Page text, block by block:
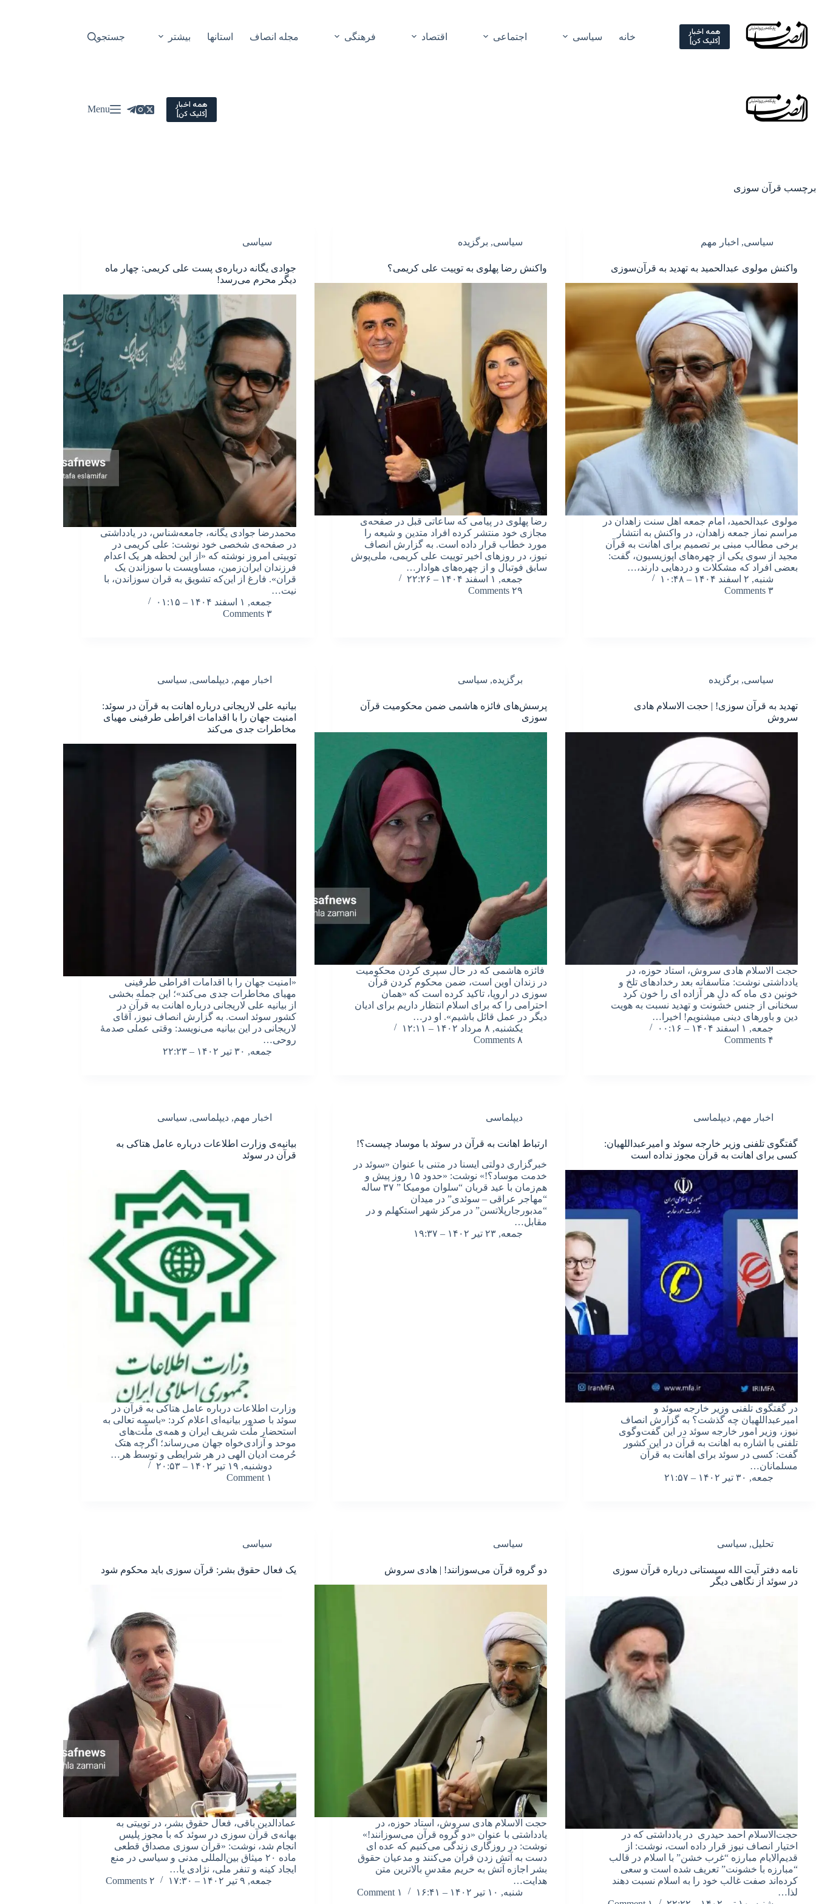
content
همه اخبار
[کلیک کن] خانه سیاسی اجتماعی اقتصاد فرهنگی مجله انصاف استانها بیشتر جستجو
همه اخبار
[کلیک کن] Menu
برچسب قرآن سوزی
سیاسی, اخبار مهم
واکنش مولوی عبدالحمید به تهدید به قرآن‌سوزی
مولوی عبدالحمید، امام جمعه اهل سنت زاهدان در
مراسم نماز جمعه زاهدان، در واکنش به انتشار
برخی مطالب مبنی بر تصمیم برای اهانت به قرآن
مجید از سوی یکی از چهره‌های اپوزیسیون، گفت:
بعضی افراد که مشکلات و دردهایی دارند،…
شنبه, ۲ اسفند ۱۴۰۴ – ۱۰:۴۸
۳ Comments
سیاسی, برگزیده
واکنش رضا پهلوی به توییت علی کریمی؟
رضا پهلوی در پیامی که ساعاتی قبل در صفحه‌ی
مجازی خود منتشر کرده افراد متدین و شیعه را
مورد خطاب قرار داده است. به گزارش انصاف
نیوز، در روزهای اخیر توییت علی کریمی، ملی‌پوش
سابق فوتبال و از چهره‌های هوادار…
جمعه, ۱ اسفند ۱۴۰۴ – ۲۲:۲۶
۲۹ Comments
سیاسی
جوادی یگانه درباره‌ی پست علی کریمی: چهار ماه
دیگر محرم می‌رسد!
محمدرضا جوادی یگانه، جامعه‌شناس، در یادداشتی
در صفحه‌ی شخصی خود نوشت: علی کریمی در
توییتی امروز نوشته که «از این لحظه هر یک اعدام
فرزندان ایران‌زمین، مساویست با سوزاندن یک
قران». فارغ از این‌که تشویق به قران سوزاندن، با
نیت…
جمعه, ۱ اسفند ۱۴۰۴ – ۰۱:۱۵
۳ Comments
سیاسی, برگزیده
تهدید به قرآن سوزی! | حجت الاسلام هادی
سروش
حجت الاسلام هادی سروش، استاد حوزه، در
یادداشتی نوشت: متاسفانه بعد رخدادهای تلخ و
خونین دی ماه که دلِ هر آزاده ای را خون کرد
سخنانی از جنس خشونت و تهدید نسبت به هویت
دین و باورهای دینی میشنویم! اخیرا…
جمعه, ۱ اسفند ۱۴۰۴ – ۰۰:۱۶
۴ Comments
برگزیده, سیاسی
پرسش‌های فائزه هاشمی ضمن محکومیت قرآن
سوزی
فائزه هاشمی که در حال سپری کردن محکومیت
در زندان اوین است، ضمن محکوم کردن قرآن
سوزی در اروپا، تاکید کرده است که «همان
احترامی را که برای اسلام انتظار داریم برای ادیان
دیگر در عمل قائل باشیم». او در…
یکشنبه, ۸ مرداد ۱۴۰۲ – ۱۲:۱۱
۸ Comments
اخبار مهم,دیپلماسی, سیاسی
بیانیه علی لاریجانی درباره اهانت به قرآن در سوئد:
امنیت جهان را با اقدامات افراطی طرفینی مهیای
مخاطرات جدی می‌کند
«امنیت جهان را با اقدامات افراطی طرفینی
مهیای مخاطرات جدی می‌کند»؛ این جمله بخشی
از بیانیه علی لاریجانی درباره اهانت به قرآن در
کشور سوئد است. به گزارش انصاف نیوز، آقای
لاریجانی در این بیانیه می‌نویسد: وقتی عملی صدمهٔ
روحی…
جمعه, ۳۰ تیر ۱۴۰۲ – ۲۲:۲۳
اخبار مهم, دیپلماسی
گفتگوی تلفنی وزیر خارجه سوئد و امیرعبداللهیان:
کسی برای اهانت به قرآن مجوز نداده است
در گفتگوی تلفنی وزیر خارجه سوئد و
امیرعبداللهیان چه گذشت؟ به گزارش انصاف
نیوز، وزیر امور خارجه سوئد در این گفت‌وگوی
تلفنی با اشاره به اهانت به قرآن در این کشور
گفت: کسی در سوئد برای اهانت به قرآن
مسلمانان…
جمعه, ۳۰ تیر ۱۴۰۲ – ۲۱:۵۷
دیپلماسی
ارتباط اهانت به قرآن در سوئد با موساد چیست؟!
خبرگزاری دولتی ایسنا در متنی با عنوان «سوئد در
خدمت موساد؟!» نوشت: «حدود ۱۵ روز پیش و
هم‌زمان با عید قربان “سلوان مومیکا ” ۳۷ ساله
“مهاجر عراقی – سوئدی” در میدان
“مدبورجارپلاتسن” در مرکز شهر استکهلم و در
مقابل…
جمعه, ۲۳ تیر ۱۴۰۲ – ۱۹:۳۷
اخبار مهم,دیپلماسی, سیاسی
بیانیه‌ی وزارت اطلاعات درباره عامل هتاکی به
قرآن در سوئد
وزارت اطلاعات درباره عامل هتاکی به قرآن در
سوئد با صدور بیانیه‌ای اعلام کرد: «باسمه تعالی به
استحضار ملّت شریف ایران و همه‌ی ملّت‌های
موحد و آزادی‌خواه جهان می‌رساند؛ اگرچه هتک
حُرمت ادیان الهی در هر شرایطی و توسط هر…
دوشنبه, ۱۹ تیر ۱۴۰۲ – ۲۰:۵۳
۱ Comment
تحلیل, سیاسی
نامه دفتر آیت الله سیستانی درباره قرآن سوزی
در سوئد از نگاهی دیگر
حجت‌الاسلام احمد حیدری در یادداشتی که در
اختیار انصاف نیوز قرار داده است، نوشت: از
قدیم‌الایام مبارزه “غرب خشن” با اسلام در قالب
“مبارزه با خشونت” تعریف شده است و سعی
کرده‌اند صفت غالب خود را به اسلام نسبت دهند
لذا…
سیاسی
دو گروه قرآن می‌سوزانند! | هادی سروش
حجت الاسلام هادی سروش، استاد حوزه، در
یادداشتی با عنوان «دو گروه قرآن می‌سوزانند!»
نوشت: در روزگاری زندگی می‌کنیم که عده ای
دست به آتش زدن قرآن می‌کنند و مدعیان حقوق
بشر اجازه آتش به حریم مقدسِ بالاترین متن
هدایت…
شنبه, ۱۰ تیر ۱۴۰۲ – ۱۶:۴۱
۱ Comment
سیاسی
یک فعال حقوق بشر: قرآن سوزی باید محکوم شود
عمادالدین باقی، فعال حقوق بشر، در توییتی به
بهانه‌ی قرآن سوزی در سوئد که با مجوز پلیس
انجام شد، نوشت: «قرآن سوزی مصداق قطعی
ماده ۲۰ میثاق بین‌المللی مدنی و سیاسی در منع
ایجاد کینه و تنفر ملی، نژادی یا…
جمعه, ۹ تیر ۱۴۰۲ – ۱۷:۳۰
۲ Comments